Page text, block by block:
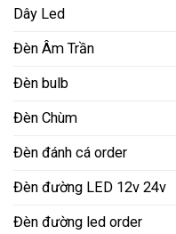
Dây Led
Đèn Âm Trần
Đèn bulb
Đèn Chùm
Đèn đánh cá order
Đèn đường LED 12v 24v
Đèn đường led order